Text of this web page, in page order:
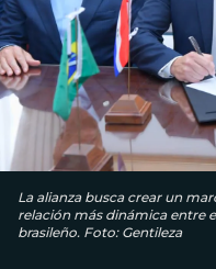
La alianza busca crear un
relación más dinámica entre
brasileño. Foto: Gentileza